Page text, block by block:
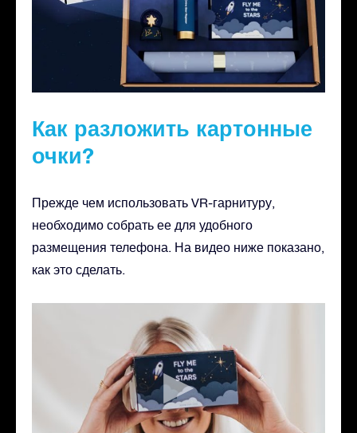
Как разложить картонные
очки?
Прежде чем использовать VR-гарнитуру,
необходимо собрать ее для удобного
размещения телефона. На видео ниже показано,
как это сделать.